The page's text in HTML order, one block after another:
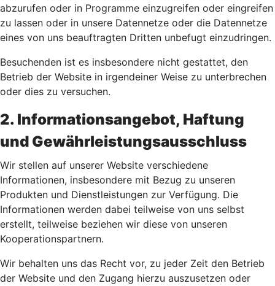
abzurufen oder in Programme einzugreifen oder eingreifen
zu lassen oder in unsere Datennetze oder die Datennetze
eines von uns beauftragten Dritten unbefugt einzudringen.
Besuchenden ist es insbesondere nicht gestattet, den
Betrieb der Website in irgendeiner Weise zu unterbrechen
oder dies zu versuchen.
2. Informationsangebot, Haftung
und Gewährleistungsausschluss
Wir stellen auf unserer Website verschiedene
Informationen, insbesondere mit Bezug zu unseren
Produkten und Dienstleistungen zur Verfügung. Die
Informationen werden dabei teilweise von uns selbst
erstellt, teilweise beziehen wir diese von unseren
Kooperationspartnern.
Wir behalten uns das Recht vor, zu jeder Zeit den Betrieb
der Website und den Zugang hierzu auszusetzen oder